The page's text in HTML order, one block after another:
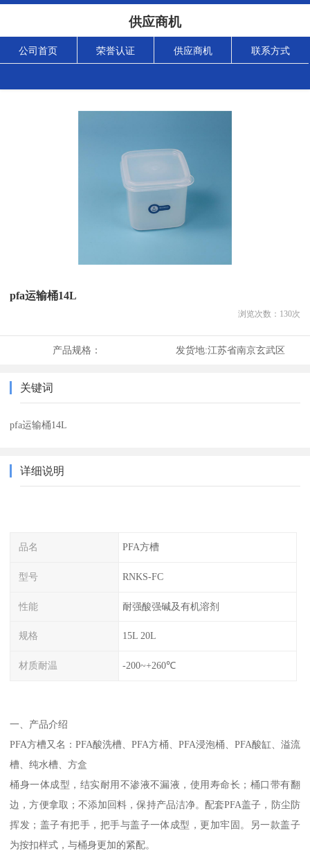
供应商机
公司首页 荣誉认证 供应商机 联系方式
pfa运输桶14L
浏览次数： 130次
产品规格： 发货地:江苏省南京玄武区
关键词
pfa运输桶14L
详细说明
品名 PFA方槽
型号 RNKS-FC
性能 耐强酸强碱及有机溶剂
规格 15L 20L
材质耐温 -200~+260℃
一、产品介绍
PFA方槽又名：PFA酸洗槽、PFA方桶、PFA浸泡桶、PFA酸缸、溢流
槽、纯水槽、方盒
桶身一体成型，结实耐用不渗液不漏液，使用寿命长；桶口带有翻
边，方便拿取；不添加回料，保持产品洁净。配套PFA盖子，防尘防
挥发；盖子有把手，把手与盖子一体成型，更加牢固。另一款盖子
为按扣样式，与桶身更加的紧配。